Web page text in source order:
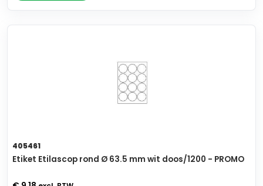
405461
Etiket Etilascop rond Ø 63.5 mm wit doos/1200 - PROMO